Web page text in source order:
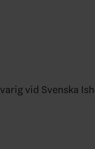
vid Svenska